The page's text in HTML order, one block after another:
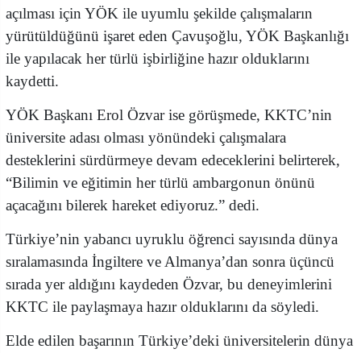
açılması için YÖK ile uyumlu şekilde çalışmaların
yürütüldüğünü işaret eden Çavuşoğlu, YÖK Başkanlığı
ile yapılacak her türlü işbirliğine hazır olduklarını
kaydetti.
YÖK Başkanı Erol Özvar ise görüşmede, KKTC’nin
üniversite adası olması yönündeki çalışmalara
desteklerini sürdürmeye devam edeceklerini belirterek,
“Bilimin ve eğitimin her türlü ambargonun önünü
açacağını bilerek hareket ediyoruz.” dedi.
Türkiye’nin yabancı uyruklu öğrenci sayısında dünya
sıralamasında İngiltere ve Almanya’dan sonra üçüncü
sırada yer aldığını kaydeden Özvar, bu deneyimlerini
KKTC ile paylaşmaya hazır olduklarını da söyledi.
Elde edilen başarının Türkiye’deki üniversitelerin dünya